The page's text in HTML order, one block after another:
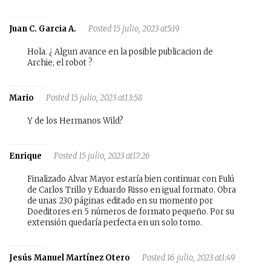
Juan C. Garcia A. Posted 15 julio, 2023 at5:19
Hola. ¿ Algun avance en la posible publicacion de
Archie, el robot ?
Mario Posted 15 julio, 2023 at13:58
Y de los Hermanos Wild?
Enrique Posted 15 julio, 2023 at17:26
Finalizado Alvar Mayor estaría bien continuar con Fulú
de Carlos Trillo y Eduardo Risso en igual formato. Obra
de unas 230 páginas editado en su momento por
Doeditores en 5 números de formato pequeño. Por su
extensión quedaría perfecta en un solo tomo.
Jesús Manuel Martínez Otero Posted 16 julio, 2023 at1:49